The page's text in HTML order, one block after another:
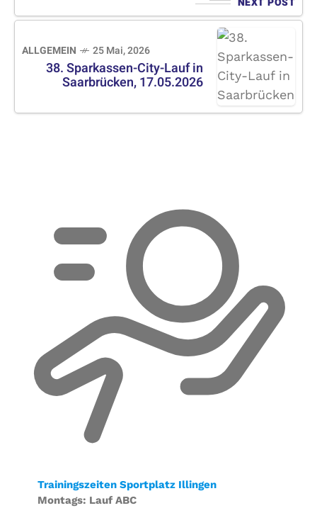
ALLGEMEIN 25 Mai, 2026
38. Sparkassen-City-Lauf in
Saarbrücken, 17.05.2026
Trainingszeiten Sportplatz Illingen
Montags: Lauf ABC